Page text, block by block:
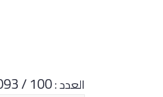
العدد :100 / 19093